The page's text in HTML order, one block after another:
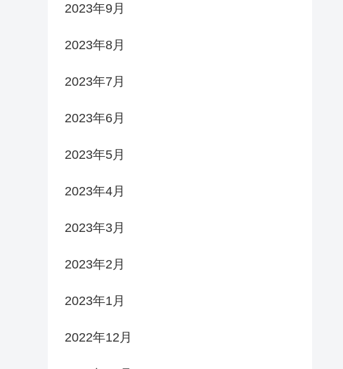
2023年9月
2023年8月
2023年7月
2023年6月
2023年5月
2023年4月
2023年3月
2023年2月
2023年1月
2022年12月